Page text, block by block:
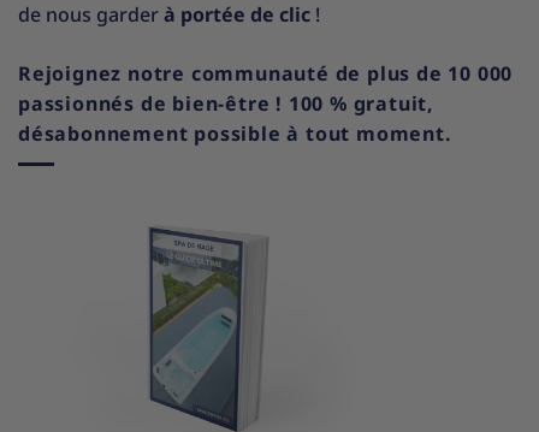
de nous garderà portée de clic !
Rejoignez notre communauté de plus de 10 000
passionnés de bien-être ! 100 % gratuit,
désabonnement possible à tout moment.